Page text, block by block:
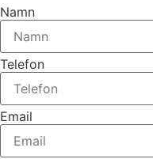
Namn
Telefon
Email